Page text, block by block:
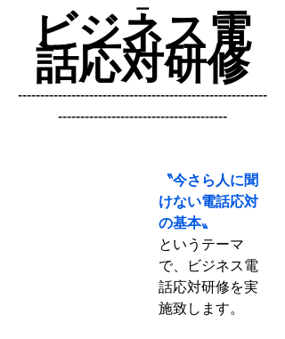
ー
ビジネス電
話応対研修
--------------------------------------------------------
--------------------------------------
〝今さら人に聞
けない電話応対
の基本〟
というテーマ
で、ビジネス電
話応対研修を実
施致します。